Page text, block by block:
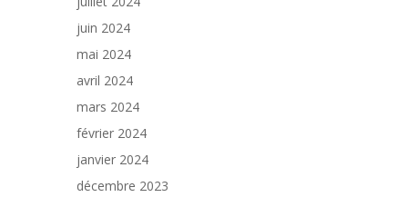
juin 2024
mai 2024
avril 2024
mars 2024
février 2024
janvier 2024
décembre 2023